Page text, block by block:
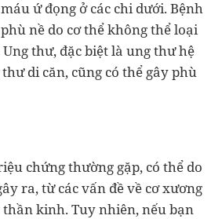
ứ đọng ở các chi dưới. Bệnh
nề do cơ thể không thể loại
thư, đặc biệt là ung thư hệ
di căn, cũng có thể gây phù
chứng thường gặp, có thể do
ra, từ các vấn đề về cơ xương
kinh. Tuy nhiên, nếu bạn